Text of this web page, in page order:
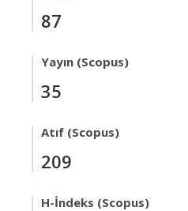
87
Yayın (Scopus)
35
Atıf (Scopus)
209
H-İndeks (Scopus)